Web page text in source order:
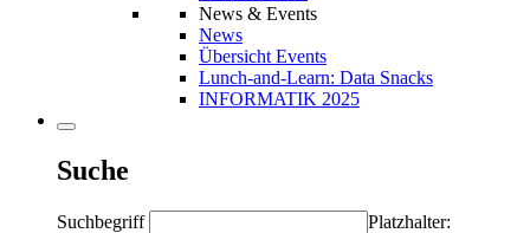
News & Events
News
Übersicht Events
Lunch-and-Learn: Data Snacks
INFORMATIK 2025
Suche
Suchbegriff
Platzhalter: